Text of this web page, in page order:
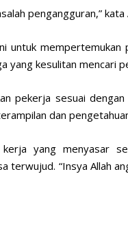
pengangguran,”
untuk
yang kesulitan mencari
pekerja sesuai
dan
yang menyasar
terwujud. “Insya Allah